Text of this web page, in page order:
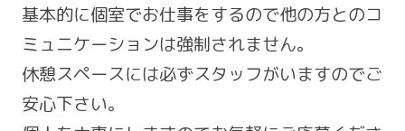
基本的に個室でお仕事をするので他の方とのコ
ミュニケーションは強制されません。
休憩スペースには必ずスタッフがいますのでご
安心下さい。